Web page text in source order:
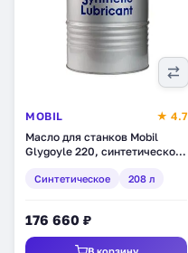
MOBIL
★ 4.7
Масло для станков Mobil
Glygoyle 220, синтетическое,
Синтетическое 208 л
176 660 ₽